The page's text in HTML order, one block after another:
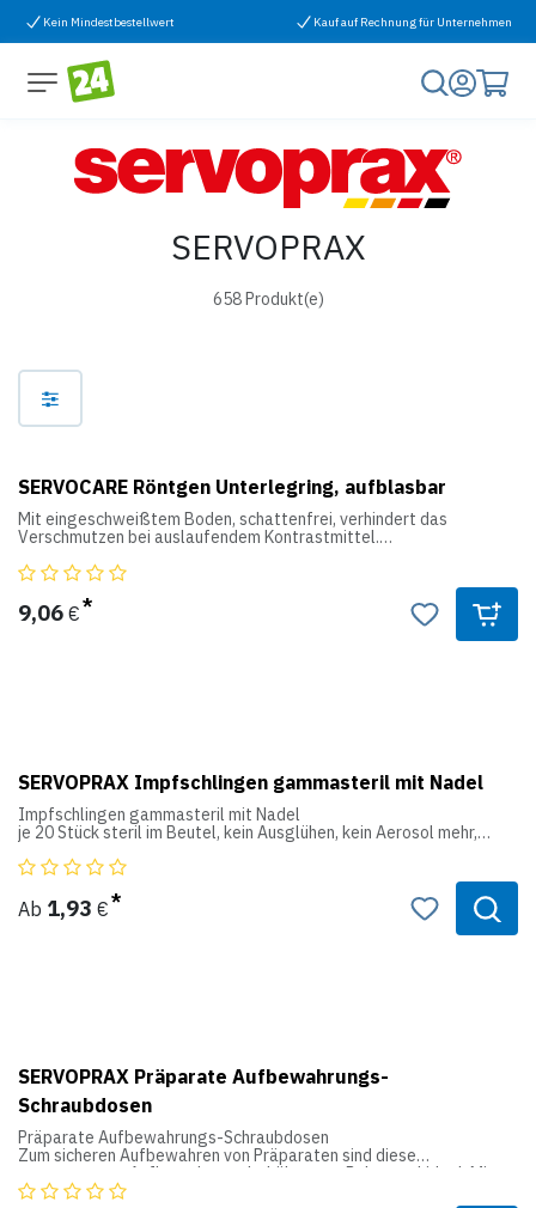
Zum Inhalt springen
Kein Mindestbestellwert Kauf auf Rechnung für Unternehmen
SERVOPRAX
658 Produkt(e)
SERVOCARE Röntgen Unterlegring, aufblasbar
Mit eingeschweißtem Boden, schattenfrei, verhindert das
Verschmutzen bei auslaufendem Kontrastmittel.
Falls Kontrastmittel in den Ring läuft, einfach ausgießen und
Auch als Kopfwaschbecken ideal.
9,06 €
SERVOPRAX Impfschlingen gammasteril mit Nadel
Impfschlingen gammasteril mit Nadel
je 20 Stück steril im Beutel, kein Ausglühen, kein Aerosol mehr,
einseitiger Nadel, ideal zum Beschicken von Nährböden.
Ab 1,93 €
SERVOPRAX Präparate Aufbewahrungs-
Schraubdosen
Präparate Aufbewahrungs-Schraubdosen
Zum sicheren Aufbewahren von Präparaten sind diese
transparenten Aufbewahrungsbehälter aus Polystyrol ideal. Mit
großer Öffnung und dichtem Schraubdeckel werden alle Präparate